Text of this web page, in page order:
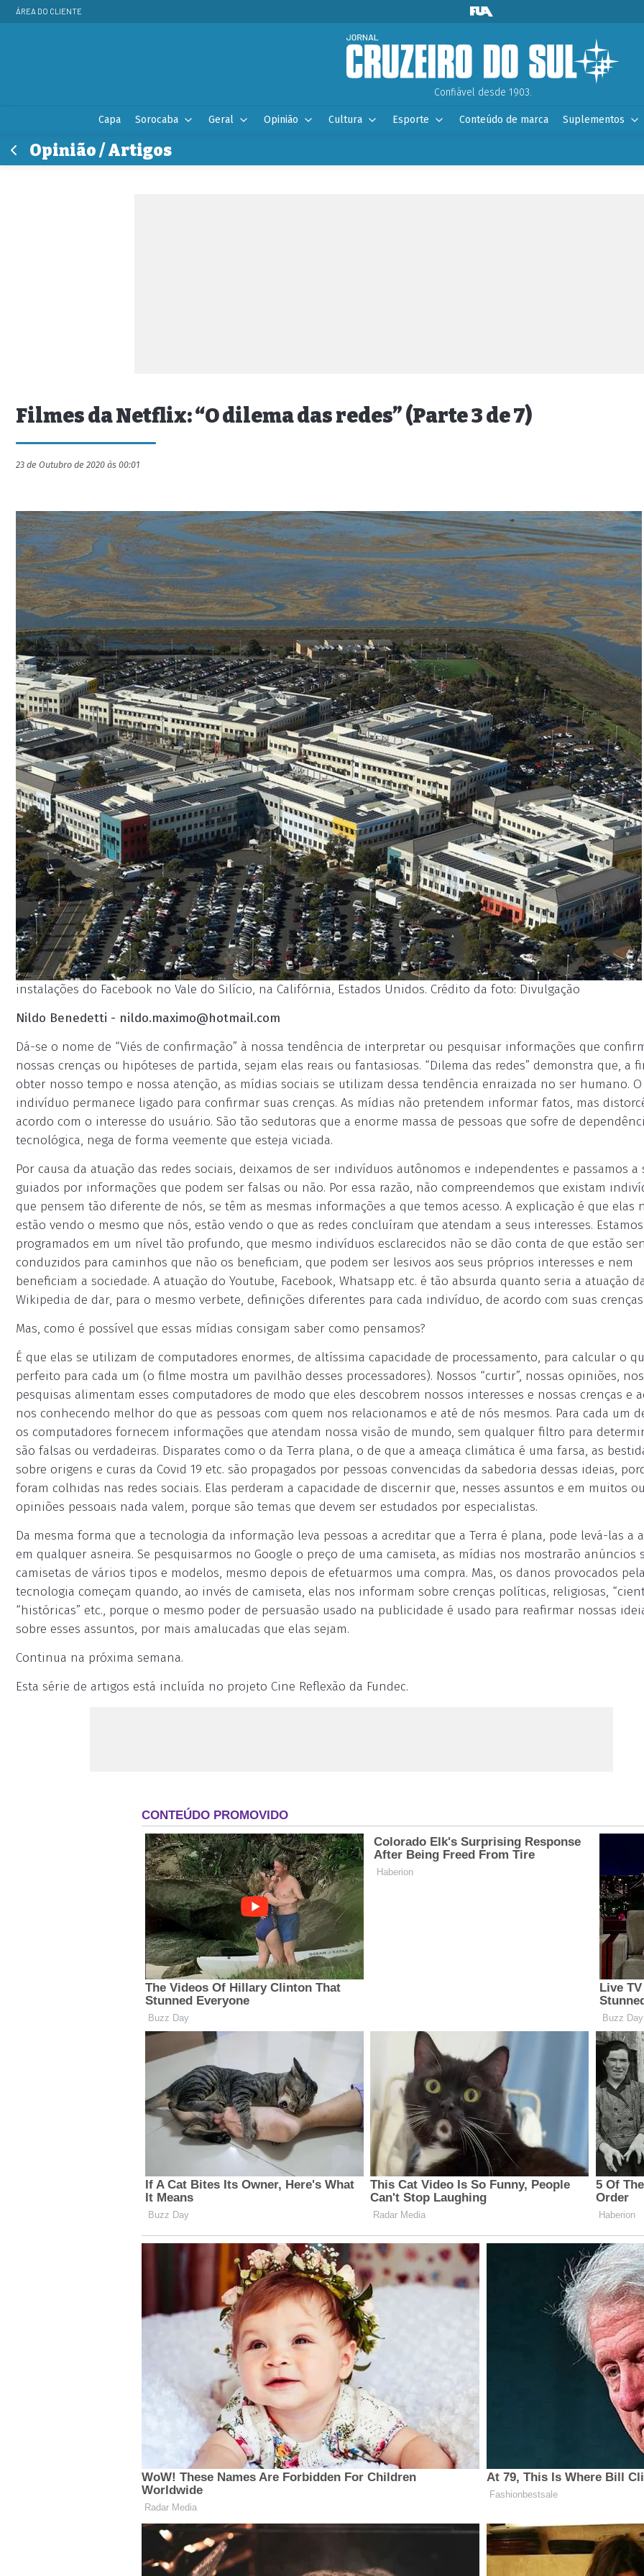
ÁREA DO CLIENTE
Confiável desde 1903.
Capa Sorocaba Geral Opinião Cultura Esporte Conteúdo de marca Suplementos
Opinião / Artigos
Filmes da Netflix: “O dilema das redes” (Parte 3 de 7)
23 de Outubro de 2020 às 00:01
instalações do Facebook no Vale do Silício, na Califórnia, Estados Unidos. Crédito da foto: Divulgação
Nildo Benedetti - nildo.maximo@hotmail.com
Dá-se o nome de “Viés de confirmação” à nossa tendência de interpretar ou pesquisar informações que
nossas crenças ou hipóteses de partida, sejam elas reais ou fantasiosas. “Dilema das redes” demonstra que, a
obter nosso tempo e nossa atenção, as mídias sociais se utilizam dessa tendência enraizada no ser humano. O
indivíduo permanece ligado para confirmar suas crenças. As mídias não pretendem informar fatos, mas
acordo com o interesse do usuário. São tão sedutoras que a enorme massa de pessoas que sofre de
tecnológica, nega de forma veemente que esteja viciada.
Por causa da atuação das redes sociais, deixamos de ser indivíduos autônomos e independentes e passamos a
guiados por informações que podem ser falsas ou não. Por essa razão, não compreendemos que existam
que pensem tão diferente de nós, se têm as mesmas informações a que temos acesso. A explicação é que elas
estão vendo o mesmo que nós, estão vendo o que as redes concluíram que atendam a seus interesses.
programados em um nível tão profundo, que mesmo indivíduos esclarecidos não se dão conta de que estão
conduzidos para caminhos que não os beneficiam, que podem ser lesivos aos seus próprios interesses e nem
beneficiam a sociedade. A atuação do Youtube, Facebook, Whatsapp etc. é tão absurda quanto seria a atuação
Wikipedia de dar, para o mesmo verbete, definições diferentes para cada indivíduo, de acordo com suas crenças
Mas, como é possível que essas mídias consigam saber como pensamos?
É que elas se utilizam de computadores enormes, de altíssima capacidade de processamento, para calcular o
perfeito para cada um (o filme mostra um pavilhão desses processadores). Nossos “curtir”, nossas opiniões,
pesquisas alimentam esses computadores de modo que eles descobrem nossos interesses e nossas crenças e
nos conhecendo melhor do que as pessoas com quem nos relacionamos e até de nós mesmos. Para cada um
os computadores fornecem informações que atendam nossa visão de mundo, sem qualquer filtro para
são falsas ou verdadeiras. Disparates como o da Terra plana, o de que a ameaça climática é uma farsa, as
sobre origens e curas da Covid 19 etc. são propagados por pessoas convencidas da sabedoria dessas ideias,
foram colhidas nas redes sociais. Elas perderam a capacidade de discernir que, nesses assuntos e em muitos
opiniões pessoais nada valem, porque são temas que devem ser estudados por especialistas.
Da mesma forma que a tecnologia da informação leva pessoas a acreditar que a Terra é plana, pode levá-las a
em qualquer asneira. Se pesquisarmos no Google o preço de uma camiseta, as mídias nos mostrarão anúncios
camisetas de vários tipos e modelos, mesmo depois de efetuarmos uma compra. Mas, os danos provocados
tecnologia começam quando, ao invés de camiseta, elas nos informam sobre crenças políticas, religiosas,
“históricas” etc., porque o mesmo poder de persuasão usado na publicidade é usado para reafirmar nossas
sobre esses assuntos, por mais amalucadas que elas sejam.
Continua na próxima semana.
Esta série de artigos está incluída no projeto Cine Reflexão da Fundec.